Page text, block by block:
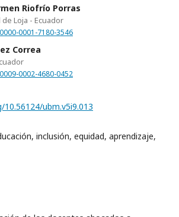
Riofrío Porras
Loja - Ecuador
0001-7180-3546
Correa
0002-4680-0452
ubm.v5i9.013
inclusión, equidad, aprendizaje,